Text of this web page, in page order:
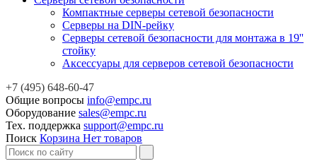
Компактные серверы сетевой безопасности
Серверы на DIN-рейку
Серверы сетевой безопасности для монтажа в 19''
стойку
Аксессуары для серверов сетевой безопасности
+7 (495) 648-60-47
Общие вопросы info@empc.ru
Оборудование sales@empc.ru
Тех. поддержка support@empc.ru
Поиск Корзина Нет товаров